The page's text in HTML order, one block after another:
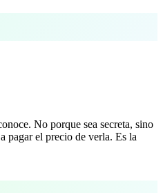
No porque sea secreta, sino
pagar el precio de verla. Es la